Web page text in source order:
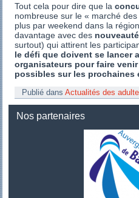
Tout cela pour dire que la
nombreuse sur le « marché
plus par weekend dans la
davantage avec des
surtout) qui attirent les
le défi que doivent se lancer
organisateurs pour faire
possibles sur les prochaines
Publié dans Actualités des
Nos partenaires